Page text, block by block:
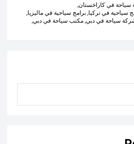
في كازاخستان,
سياحية في تركيا,برامج سياحية في ماليزيا,
سياحة في دبي,مكتب سياحة في دبي,